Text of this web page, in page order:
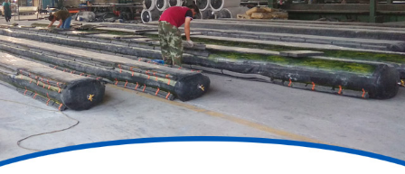
桥梁空心板气囊 八角桥梁板内模